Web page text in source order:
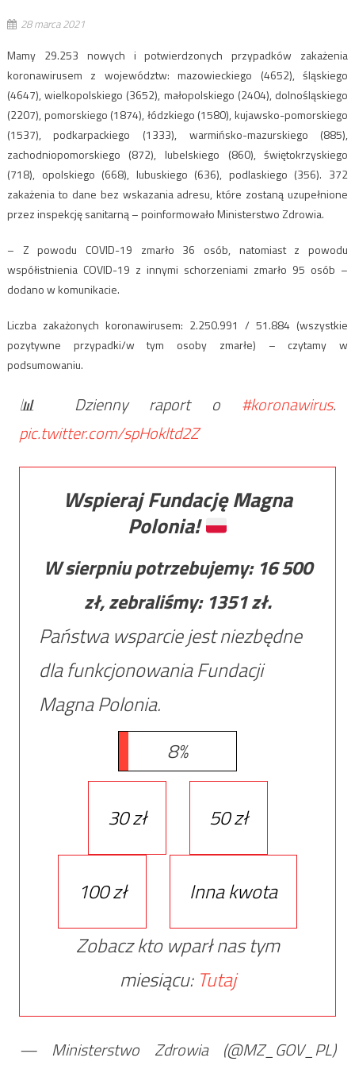
28 marca 2021
Mamy 29.253 nowych i potwierdzonych przypadków zakażenia
koronawirusem z województw: mazowieckiego (4652), śląskiego
(4647), wielkopolskiego (3652), małopolskiego (2404), dolnośląskiego
(2207), pomorskiego (1874), łódzkiego (1580), kujawsko-pomorskiego
(1537), podkarpackiego (1333), warmińsko-mazurskiego (885),
zachodniopomorskiego (872), lubelskiego (860), świętokrzyskiego
(718), opolskiego (668), lubuskiego (636), podlaskiego (356). 372
zakażenia to dane bez wskazania adresu, które zostaną uzupełnione
przez inspekcję sanitarną – poinformowało Ministerstwo Zdrowia.
– Z powodu COVID-19 zmarło 36 osób, natomiast z powodu
współistnienia COVID-19 z innymi schorzeniami zmarło 95 osób –
dodano w komunikacie.
Liczba zakażonych koronawirusem: 2.250.991 / 51.884 (wszystkie
pozytywne przypadki/w tym osoby zmarłe) – czytamy w
podsumowaniu.
📊 Dzienny raport o #koronawirus.
pic.twitter.com/spHokltd2Z
Wspieraj Fundację Magna
Polonia!
W sierpniu potrzebujemy: 16 500
zł, zebraliśmy: 1351zł.
Państwa wsparcie jest niezbędne
dla funkcjonowania Fundacji
Magna Polonia.
8%
30 zł 50 zł
100 zł
Inna kwota
Zobacz kto wparł nas tym
miesiącu: Tutaj
— Ministerstwo Zdrowia (@MZ_GOV_PL)